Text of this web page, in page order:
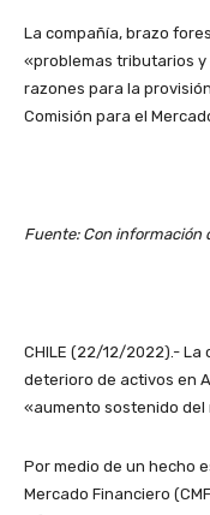
La compañía, brazo
«problemas tributarios
razones para la
Comisión para el
Fuente: Con información
CHILE (22/12/2022).-
deterioro de activos en
«aumento sostenido del
Por medio de un hecho
Mercado Financiero